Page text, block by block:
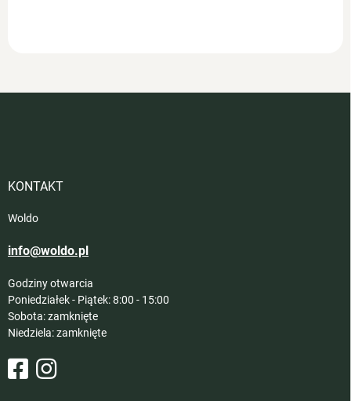
KONTAKT
Woldo
info@woldo.pl
Godziny otwarcia
Poniedziałek - Piątek: 8:00 - 15:00
Sobota: zamknięte
Niedziela: zamknięte